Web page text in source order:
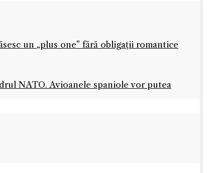
un „plus one” fără obligații romantice
NATO. Avioanele spaniole vor putea